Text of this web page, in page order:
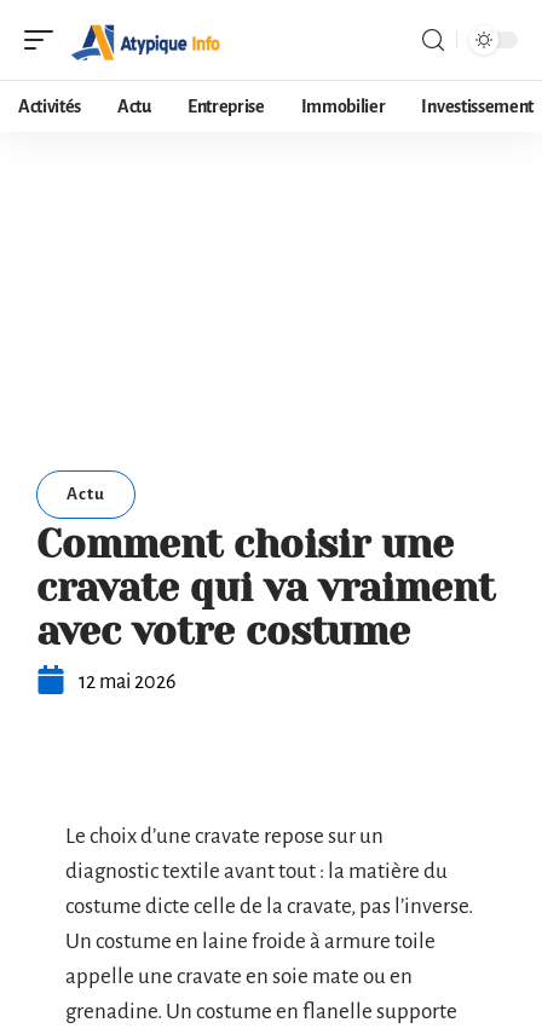
Activités Actu Entreprise Immobilier Investissement
Actu
Comment choisir une
cravate qui va vraiment
avec votre costume
12 mai 2026
Le choix d’une cravate repose sur un
diagnostic textile avant tout : la matière du
costume dicte celle de la cravate, pas l’inverse.
Un costume en laine froide à armure toile
appelle une cravate en soie mate ou en
grenadine. Un costume en flanelle supporte